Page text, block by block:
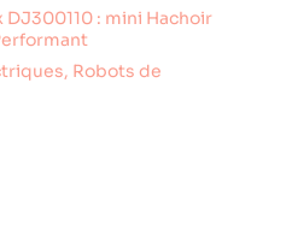
DJ300110 : mini Hachoir
, Robots de